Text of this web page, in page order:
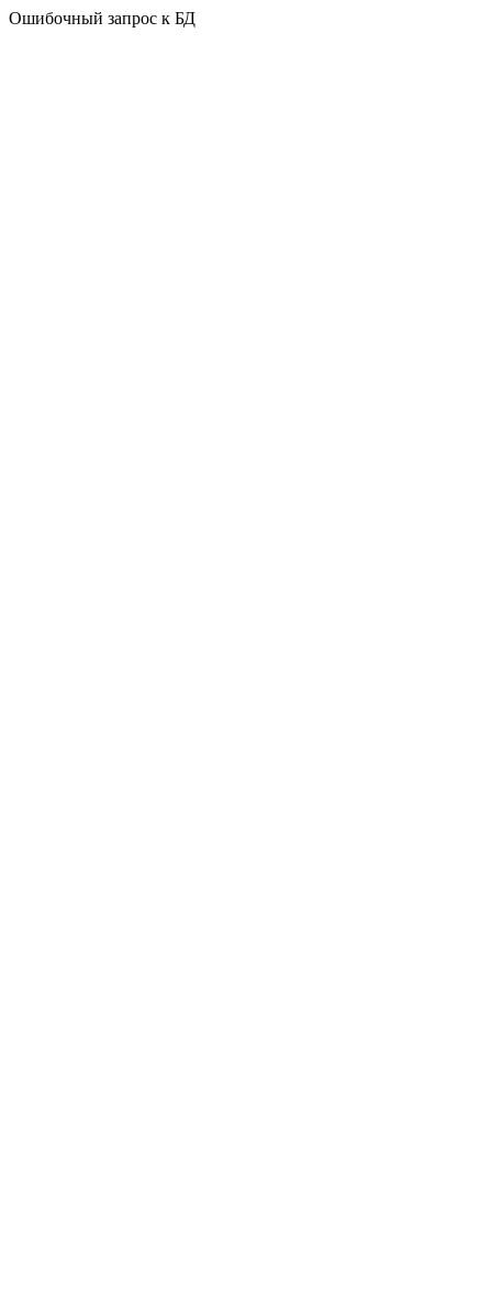
Ошибочный запрос к БД